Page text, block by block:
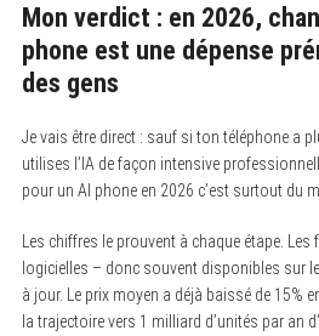
Mon verdict : en 2026,
phone est une dépense
des gens
Je vais être direct : sauf si ton téléphone a
utilises l’IA de façon intensive
pour un AI phone en 2026 c’est surtout du
Les chiffres le prouvent à chaque étape.
logicielles – donc souvent disponibles sur
à jour. Le prix moyen a déjà baissé de 15%
la trajectoire vers 1 milliard d’unités par an